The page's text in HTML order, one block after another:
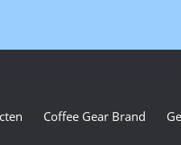
Coffee Gear Brand